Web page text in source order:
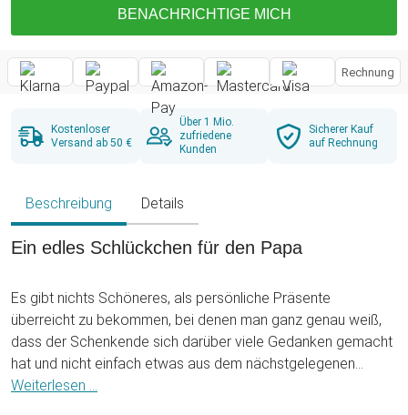
BENACHRICHTIGE MICH
Rechnung
Kostenloser
Versand ab 50 €
Über 1 Mio.
zufriedene
Kunden
Sicherer Kauf
auf Rechnung
Beschreibung Details
Ein edles Schlückchen für den Papa
Es gibt nichts Schöneres, als persönliche Präsente
überreicht zu bekommen, bei denen man ganz genau weiß,
dass der Schenkende sich darüber viele Gedanken gemacht
hat und nicht einfach etwas aus dem nächstgelegenen
Supermarkt besorgt hat. Doch bei persönlichen
Weiterlesen ...